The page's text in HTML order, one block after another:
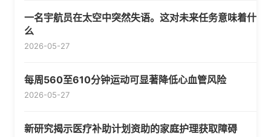
一名宇航员在太空中突然失语。这对未来任务意味着什
么
2026-05-27
每周560至610分钟运动可显著降低心血管风险
2026-05-27
新研究揭示医疗补助计划资助的家庭护理获取障碍